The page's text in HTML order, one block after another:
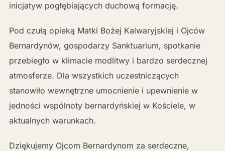
inicjatyw pogłębiających duchową formację.
Pod czułą opieką Matki Bożej Kalwaryjskiej i Ojców
Bernardynów, gospodarzy Sanktuarium, spotkanie
przebiegło w klimacie modlitwy i bardzo serdecznej
atmosferze. Dla wszystkich uczestniczących
stanowiło wewnętrzne umocnienie i upewnienie w
jedności wspólnoty bernardyńskiej w Kościele, w
aktualnych warunkach.
Dziękujemy Ojcom Bernardynom za serdeczne,